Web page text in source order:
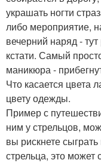
украшать ногти
либо мероприятие,
вечерний наряд - тут
кстати. Самый
маникюра -
Что касается цвета
цвету одежды.
Пример с
ним у стрельцов,
вы рискнете
стрельца, это может